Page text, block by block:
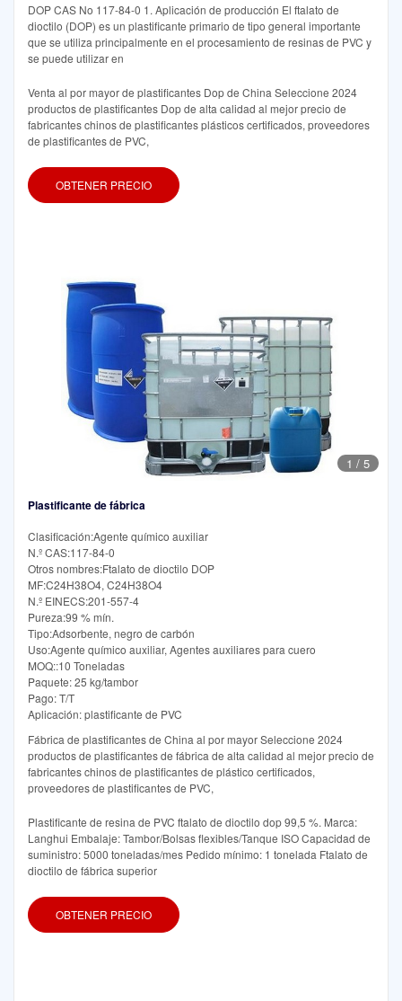
DOP CAS No 117-84-0 1. Aplicación de producción El ftalato de
dioctilo (DOP) es un plastificante primario de tipo general importante
que se utiliza principalmente en el procesamiento de resinas de PVC y
se puede utilizar en
Venta al por mayor de plastificantes Dop de China Seleccione 2024
productos de plastificantes Dop de alta calidad al mejor precio de
fabricantes chinos de plastificantes plásticos certificados, proveedores
de plastificantes de PVC,
OBTENER PRECIO
1 / 5
Plastificante de fábrica
Clasificación:Agente químico auxiliar
N.º CAS:117-84-0
Otros nombres:Ftalato de dioctilo DOP
MF:C24H38O4, C24H38O4
N.º EINECS:201-557-4
Pureza:99 % mín.
Tipo:Adsorbente, negro de carbón
Uso:Agente químico auxiliar, Agentes auxiliares para cuero
MOQ::10 Toneladas
Paquete: 25 kg/tambor
Pago: T/T
Aplicación: plastificante de PVC
Fábrica de plastificantes de China al por mayor Seleccione 2024
productos de plastificantes de fábrica de alta calidad al mejor precio de
fabricantes chinos de plastificantes de plástico certificados,
proveedores de plastificantes de PVC,
Plastificante de resina de PVC ftalato de dioctilo dop 99,5 %. Marca:
Langhui Embalaje: Tambor/Bolsas flexibles/Tanque ISO Capacidad de
suministro: 5000 toneladas/mes Pedido mínimo: 1 tonelada Ftalato de
dioctilo de fábrica superior
OBTENER PRECIO